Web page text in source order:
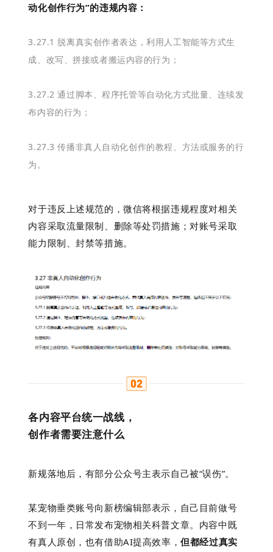
动化创作行为”的违规内容：
3.27.1 脱离真实创作者表达，利用人工智能等方式生
成、改写、拼接或者搬运内容的行为；
3.27.2 通过脚本、程序托管等自动化方式批量、连续发
布内容的行为；
3.27.3 传播非真人自动化创作的教程、方法或服务的行
为。
对于违反上述规范的，微信将根据违规程度对相关
内容采取流量限制、删除等处罚措施；对账号采取
能力限制、封禁等措施。
各内容平台统一战线，
创作者需要注意什么
新规落地后，有部分公众号主表示自己被“误伤”。
某宠物垂类账号向新榜编辑部表示，自己目前做号
不到一年，日常发布宠物相关科普文章。内容中既
有真人原创，也有借助AI提高效率，但都经过真实